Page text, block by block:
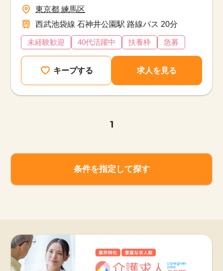
東京都 練馬区
西武池袋線 石神井公園駅 路線バス 20分
未経験歓迎 40代活躍中 扶養枠 急募
キープする 求人を見る
1
条件を指定して探す